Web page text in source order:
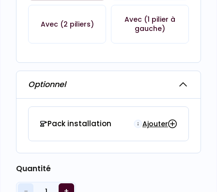
Avec (2 piliers)
Avec (1 pilier à
gauche)
Optionnel
Pack installation Ajouter
Quantité